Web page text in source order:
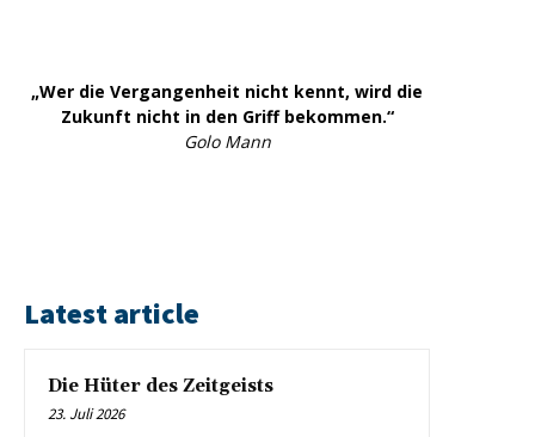
„Wer die Vergangenheit nicht kennt, wird die
Zukunft nicht in den Griff bekommen.“
Golo Mann
Latest article
Die Hüter des Zeitgeists
23. Juli 2026